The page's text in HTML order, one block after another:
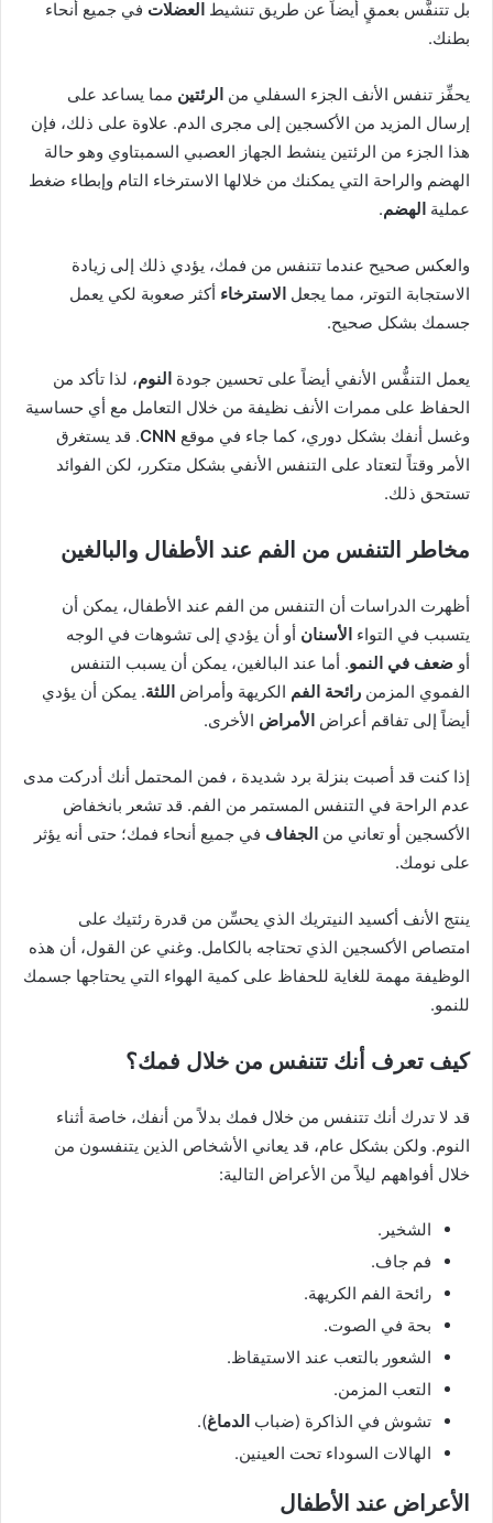
بل تتنفَّس بعمقٍ أيضاً عن طريق تنشيط العضلات في جميع أنحاء
بطنك.
يحفِّز تنفس الأنف الجزء السفلي من الرئتين مما يساعد على
إرسال المزيد من الأكسجين إلى مجرى الدم. علاوة على ذلك، فإن
هذا الجزء من الرئتين ينشط الجهاز العصبي السمبتاوي وهو حالة
الهضم والراحة التي يمكنك من خلالها الاسترخاء التام وإبطاء ضغط
عملية الهضم.
والعكس صحيح عندما تتنفس من فمك، يؤدي ذلك إلى زيادة
الاستجابة التوتر، مما يجعل الاسترخاء أكثر صعوبة لكي يعمل
جسمك بشكل صحيح.
يعمل التنفُّس الأنفي أيضاً على تحسين جودة النوم، لذا تأكد من
الحفاظ على ممرات الأنف نظيفة من خلال التعامل مع أي حساسية
وغسل أنفك بشكل دوري، كما جاء في موقع CNN. قد يستغرق
الأمر وقتاً لتعتاد على التنفس الأنفي بشكل متكرر، لكن الفوائد
تستحق ذلك.
مخاطر التنفس من الفم عند الأطفال والبالغين
أظهرت الدراسات أن التنفس من الفم عند الأطفال، يمكن أن
يتسبب في التواء الأسنان أو أن يؤدي إلى تشوهات في الوجه
أو ضعف في النمو. أما عند البالغين، يمكن أن يسبب التنفس
الفموي المزمن رائحة الفم الكريهة وأمراض اللثة. يمكن أن يؤدي
أيضاً إلى تفاقم أعراض الأمراض الأخرى.
إذا كنت قد أصبت بنزلة برد شديدة ، فمن المحتمل أنك أدركت مدى
عدم الراحة في التنفس المستمر من الفم. قد تشعر بانخفاض
الأكسجين أو تعاني من الجفاف في جميع أنحاء فمك؛ حتى أنه يؤثر
على نومك.
ينتج الأنف أكسيد النيتريك الذي يحسِّن من قدرة رئتيك على
امتصاص الأكسجين الذي تحتاجه بالكامل. وغني عن القول، أن هذه
الوظيفة مهمة للغاية للحفاظ على كمية الهواء التي يحتاجها جسمك
للنمو.
كيف تعرف أنك تتنفس من خلال فمك؟
قد لا تدرك أنك تتنفس من خلال فمك بدلاً من أنفك، خاصة أثناء
النوم. ولكن بشكل عام، قد يعاني الأشخاص الذين يتنفسون من
خلال أفواههم ليلاً من الأعراض التالية:
الشخير.
فم جاف.
رائحة الفم الكريهة.
بحة في الصوت.
الشعور بالتعب عند الاستيقاظ.
التعب المزمن.
تشوش في الذاكرة (ضباب الدماغ).
الهالات السوداء تحت العينين.
الأعراض عند الأطفال